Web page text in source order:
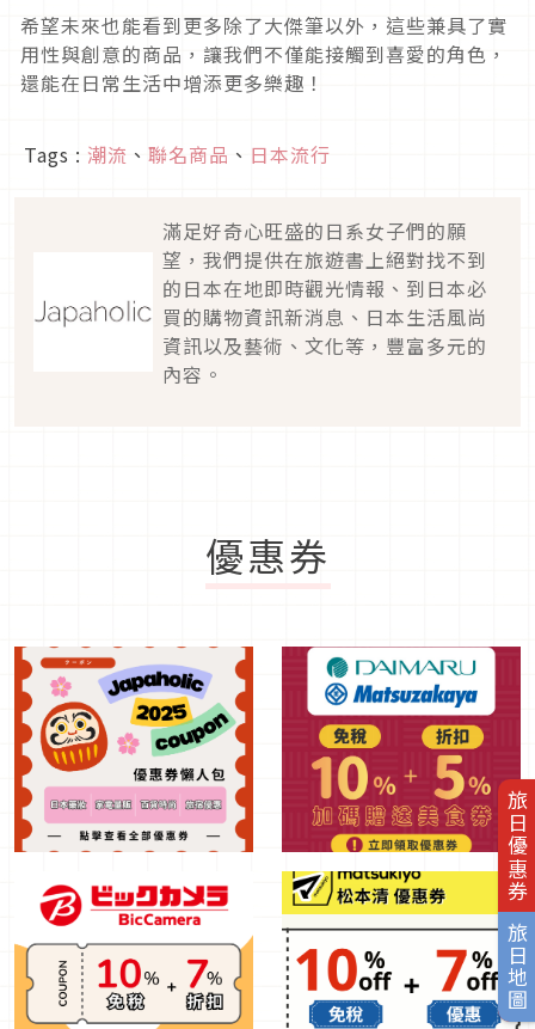
旅日優惠券
旅日地圖
希望未來也能看到更多除了大傑筆以外，這些兼具了實
用性與創意的商品，讓我們不僅能接觸到喜愛的角色，
還能在日常生活中增添更多樂趣！
Tags : 潮流 、 聯名商品 、 日本流行
滿足好奇心旺盛的日系女子們的願
望，我們提供在旅遊書上絕對找不到
的日本在地即時觀光情報、到日本必
買的購物資訊新消息、日本生活風尚
資訊以及藝術、文化等，豐富多元的
內容。
優惠券